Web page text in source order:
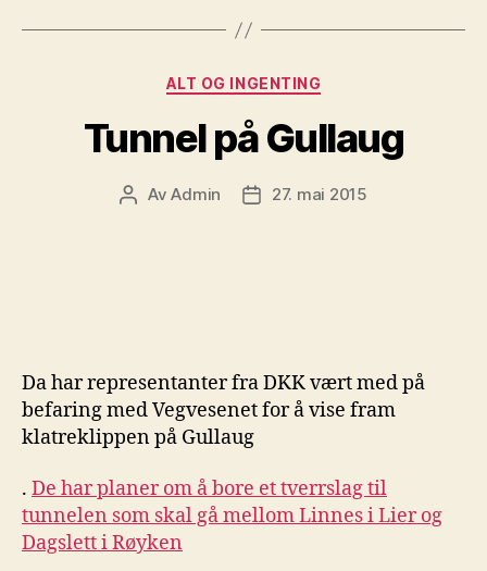
Kategorier
ALT OG INGENTING
Tunnel på Gullaug
Innleggsforfatter
AvAdmin Publiseringsdato
27. mai 2015
Da har representanter fra DKK vært med på
befaring med Vegvesenet for å vise fram
klatreklippen på Gullaug
. De har planer om å bore et tverrslag til
tunnelen som skal gå mellom Linnes i Lier og
Dagslett i Røyken